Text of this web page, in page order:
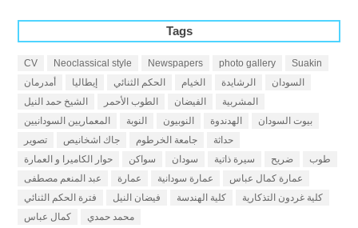
Tags
CV Neoclassical style Newspapers photo gallery
Suakin
أمدرمان
إيطاليا الحكم الثنائي الخيام الرشايدة
السودان
الشيخ حمد النيل
الطوب الأحمر الفيضان
المشربية
المعماريين السودانيين
النوبة النوبيون الهدندوة
بيوت السودان
تصوير
جاك اشخانيص جامعة الخرطوم
حداثة
حوار الكاميرا و العمارة
سواكن سودان سيرة ذاتية ضريح
طوب
عبد المنعم مصطفى
عمارة عمارة سودانية
عمارة كمال عباس
فترة الحكم الثنائي
فيضان النيل كلية الهندسة
كلية غردون التذكارية
كمال عباس
محمد حمدي